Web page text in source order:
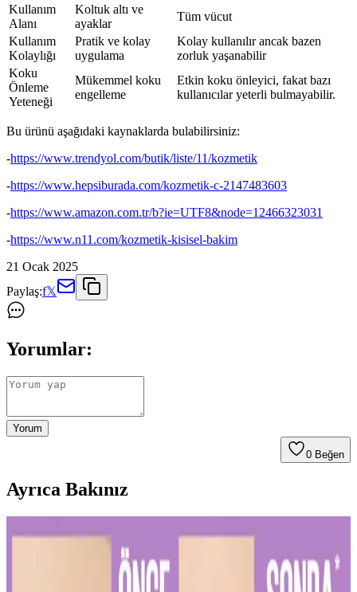
Kullanım
Alanı
Koltuk altı ve
ayaklar
Tüm vücut
Kullanım
Kolaylığı
Pratik ve kolay
uygulama
Kolay kullanılır ancak bazen
zorluk yaşanabilir
Koku
Önleme
Yeteneği
Mükemmel koku
engelleme
Etkin koku önleyici, fakat bazı
kullanıcılar yeterli bulmayabilir.
Bu ürünü aşağıdaki kaynaklarda bulabilirsiniz:
-https://www.trendyol.com/butik/liste/11/kozmetik
-https://www.hepsiburada.com/kozmetik-c-2147483603
-https://www.amazon.com.tr/b?ie=UTF8&node=12466323031
-https://www.n11.com/kozmetik-kisisel-bakim
21 Ocak 2025
Paylaş:f𝕏
Yorumlar:
Yorum
0 Beğen
Ayrıca Bakınız
Diş Hassasiyetini Azaltan Doğru Diş Macunu Seçimi
ve Kullanım İpuçları
Diş hassasiyetini hafifletmek ve sağlıklı bir gülüşe ulaşmak için